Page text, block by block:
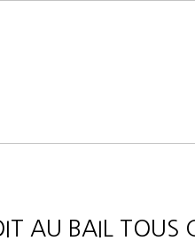
AU BAIL